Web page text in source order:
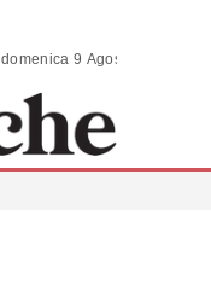
ANALISI | COMMENTI | SCENARI - domenica 9 Agosto 2026